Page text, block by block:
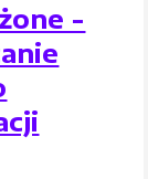
-